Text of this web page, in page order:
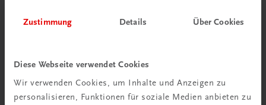
Zustimmung Details Über Cookies
Diese Webseite verwendet Cookies
Wir verwenden Cookies, um Inhalte und Anzeigen zu
personalisieren, Funktionen für soziale Medien anbieten zu
75 Mitarbeiterinnen und Mitarbeitern, die eines verbindet:
Begeisterung für unsere Produkte.
mehr erfahren